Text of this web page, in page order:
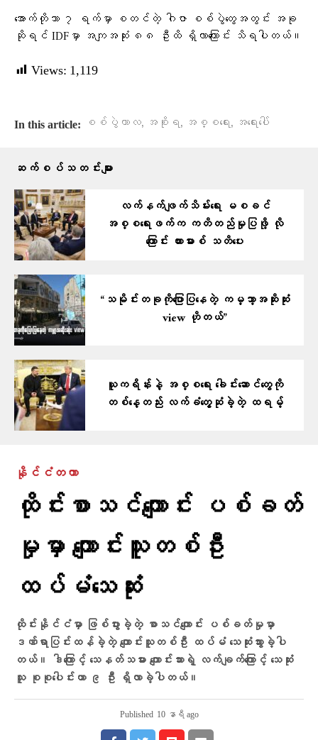
အောက်တိုဘာ ၇ ရက်မှာ စတင်တဲ့ ဂါဇာ စစ်ပွဲတွေအတွင်း အခု
ဆိုရင် IDFမှာ အကျအဆုံး ၈၈ ဦးထိ ရှိလာကြောင်း သိရပါတယ်။
Views: 1,119
In this article: စစ်ပွဲကာလ, အစိုးရ, အစ္စရေး, အရေးပေါ်
ဆက်စပ်သတင်းများ
လက်နက်ဖျက်သိမ်းရေး မစခင်
အစ္စရေးဖက်က ကတိတည်မှုပြဖို့ လို
ကြောင်း ဟားမားစ် သတိပေး
“သမိုင်းတခုကိုပြောပြနေတဲ့ ကမ္ဘာ့အဆိုးဆုံး
view ဟိုတယ်”
ယူကရိန်းနဲ့ အစ္စရေး ခေါင်းဆောင်တွေကို
တစ်နေ့တည်း လက်ခံတွေ့ဆုံခဲ့တဲ့ ထရမ့်
နိုင်ငံတကာ
ထိုင်းစာသင်ကျောင်း ပစ်ခတ်
မှုမှာ ကျောင်းသူတစ်ဦး
ထပ်မံသေဆုံး
ထိုင်းနိုင်ငံမှာ ဖြစ်ပွားခဲ့တဲ့ စာသင်ကျောင်း ပစ်ခတ်မှုမှာ
ဒဏ်ရာပြင်းထန်ခဲ့တဲ့ ကျောင်းသူတစ်ဦး ထပ်မံ သေဆုံးသွားခဲ့ပါ
တယ်။ ဒါကြောင့် သေနတ်သမား ကျောင်းသားရဲ့ လက်ချက်ကြောင့် သေဆုံး
သူ စုစုပေါင်းဟာ ၉ ဦး ရှိလာခဲ့ပါတယ်။
Published 10 နာရီ ago